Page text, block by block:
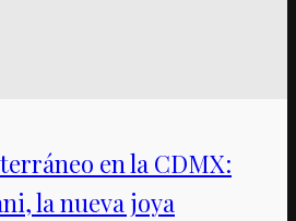
en la CDMX:
la nueva joya